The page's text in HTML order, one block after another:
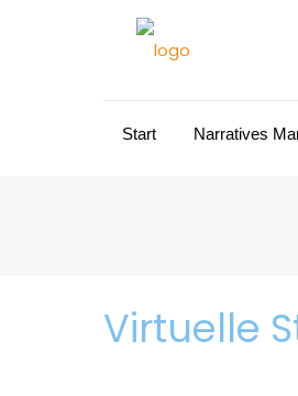
Start Narratives
Virtuelle